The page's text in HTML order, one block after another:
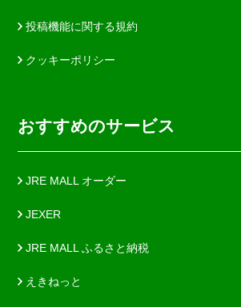
投稿機能に関する規約
クッキーポリシー
おすすめのサービス
JRE MALL オーダー
JEXER
JRE MALL ふるさと納税
えきねっと